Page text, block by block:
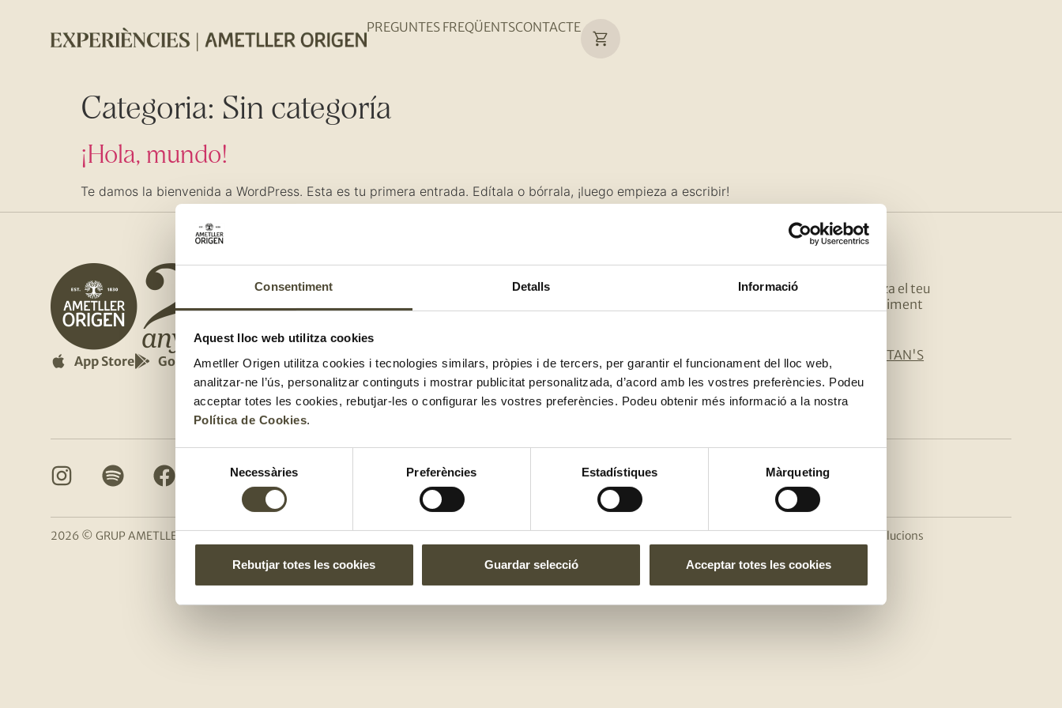
Consentiment Detalls Informació
Aquest lloc web utilitza cookies
Ametller Origen utilitza cookies i tecnologies similars, pròpies i de tercers, per garantir el funcionament del lloc web,
analitzar-ne l’ús, personalitzar continguts i mostrar publicitat personalitzada, d’acord amb les vostres preferències. Podeu
acceptar totes les cookies, rebutjar-les o configurar les vostres preferències. Podeu obtenir més informació a la nostra
Política de Cookies.
de
consentiment
Necessàries Preferències Estadístiques Màrqueting
Rebutjar totes les cookies Guardar selecció Acceptar totes les cookies
PREGUNTES FREQÜENTSCONTACTE
Categoria: Sin categoría
¡Hola, mundo!
Te damos la bienvenida a WordPress. Esta es tu primera entrada. Edítala o bórrala, ¡luego empieza a escribir!
App Store Google Play
NOSALTRES
Qui som
Fes-te del club
Compliance
T'INTERESSA
Receptes
Calendari de temporada
BOTIGUES
Troba la teva botiga
AJUDA
Organitza el teu
esdeveniment
CONTACTAN'S
2026 © GRUP AMETLLER ORIGEN Política cancel·lacions i devolucions